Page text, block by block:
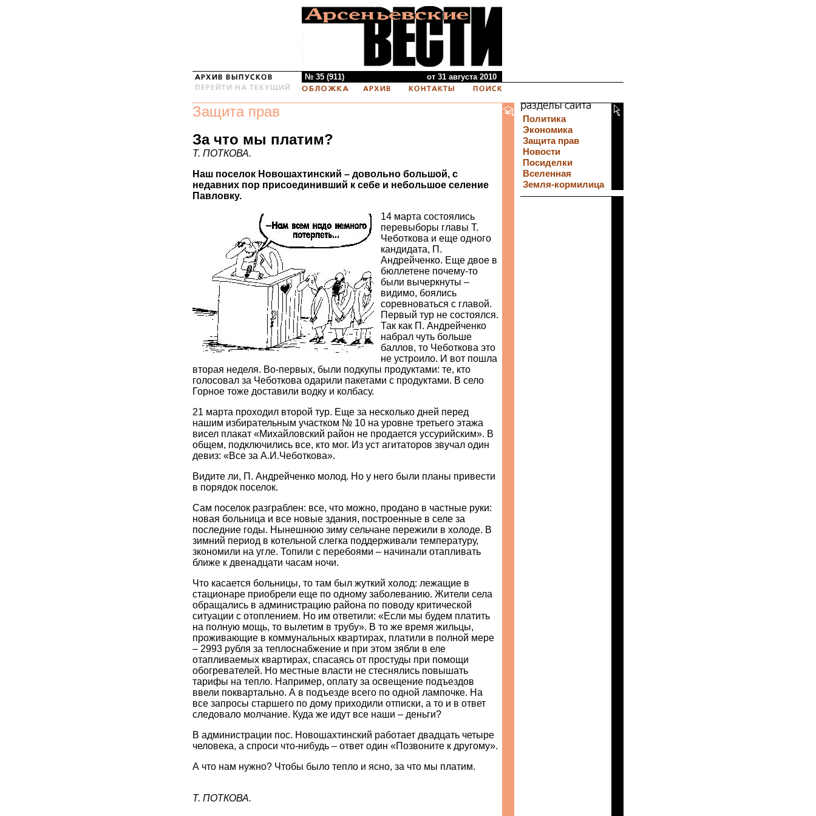
№ 35 (911) от 31 августа 2010
Защита прав
За что мы платим?
Т. ПОТКОВА.
Наш поселок Новошахтинский – довольно большой, с
недавних пор присоединивший к себе и небольшое селение
Павловку.
14 марта состоялись
перевыборы главы Т.
Чеботкова и еще одного
кандидата, П.
Андрейченко. Еще двое в
бюллетене почему-то
были вычеркнуты –
видимо, боялись
соревноваться с главой.
Первый тур не состоялся.
Так как П. Андрейченко
набрал чуть больше
баллов, то Чеботкова это
не устроило. И вот пошла
вторая неделя. Во-первых, были подкупы продуктами: те, кто
голосовал за Чеботкова одарили пакетами с продуктами. В село
Горное тоже доставили водку и колбасу.
21 марта проходил второй тур. Еще за несколько дней перед
нашим избирательным участком № 10 на уровне третьего этажа
висел плакат «Михайловский район не продается уссурийским». В
общем, подключились все, кто мог. Из уст агитаторов звучал один
девиз: «Все за А.И.Чеботкова».
Видите ли, П. Андрейченко молод. Но у него были планы привести
в порядок поселок.
Сам поселок разграблен: все, что можно, продано в частные руки:
новая больница и все новые здания, построенные в селе за
последние годы. Нынешнюю зиму сельчане пережили в холоде. В
зимний период в котельной слегка поддерживали температуру,
зкономили на угле. Топили с перебоями – начинали отапливать
ближе к двенадцати часам ночи.
Что касается больницы, то там был жуткий холод: лежащие в
стационаре приобрели еще по одному заболеванию. Жители села
обращались в администрацию района по поводу критической
ситуации с отоплением. Но им ответили: «Если мы будем платить
на полную мощь, то вылетим в трубу». В то же время жильцы,
проживающие в коммунальных квартирах, платили в полной мере
– 2993 рубля за теплоснабжение и при этом зябли в еле
отапливаемых квартирах, спасаясь от простуды при помощи
обогревателей. Но местные власти не стеснялись повышать
тарифы на тепло. Например, оплату за освещение подъездов
ввели поквартально. А в подъезде всего по одной лампочке. На
все запросы старшего по дому приходили отписки, а то и в ответ
следовало молчание. Куда же идут все наши – деньги?
В администрации пос. Новошахтинский работает двадцать четыре
человека, а спроси что-нибудь – ответ один «Позвоните к другому».
А что нам нужно? Чтобы было тепло и ясно, за что мы платим.
Т. ПОТКОВА.
Политика
Экономика
Защита прав
Новости
Посиделки
Вселенная
Земля-кормилица